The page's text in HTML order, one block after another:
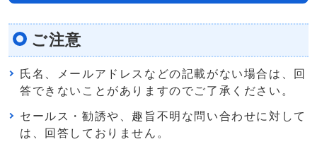
ご注意
氏名、メールアドレスなどの記載がない場合は、回
答できないことがありますのでご了承ください。
セールス・勧誘や、趣旨不明な問い合わせに対して
は、回答しておりません。